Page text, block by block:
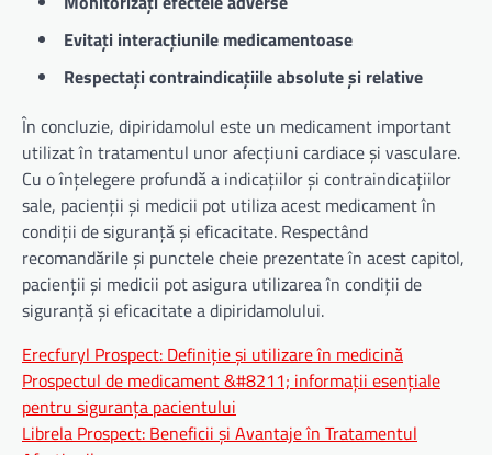
Evitați interacțiunile medicamentoase
Respectați contraindicațiile absolute și relative
În concluzie, dipiridamolul este un medicament important
utilizat în tratamentul unor afecțiuni cardiace și vasculare.
Cu o înțelegere profundă a indicațiilor și contraindicațiilor
sale, pacienții și medicii pot utiliza acest medicament în
condiții de siguranță și eficacitate. Respectând
recomandările și punctele cheie prezentate în acest capitol,
pacienții și medicii pot asigura utilizarea în condiții de
siguranță și eficacitate a dipiridamolului.
Erecfuryl Prospect: Definiție și utilizare în medicină
Prospectul de medicament &#8211; informații esențiale
pentru siguranța pacientului
Librela Prospect: Beneficii și Avantaje în Tratamentul